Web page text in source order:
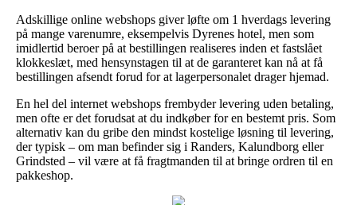
Adskillige online webshops giver løfte om 1 hverdags levering
på mange varenumre, eksempelvis Dyrenes hotel, men som
imidlertid beroer på at bestillingen realiseres inden et fastslået
klokkeslæt, med hensynstagen til at de garanteret kan nå at få
bestillingen afsendt forud for at lagerpersonalet drager hjemad.
En hel del internet webshops frembyder levering uden betaling,
men ofte er det forudsat at du indkøber for en bestemt pris. Som
alternativ kan du gribe den mindst kostelige løsning til levering,
der typisk – om man befinder sig i Randers, Kalundborg eller
Grindsted – vil være at få fragtmanden til at bringe ordren til en
pakkeshop.